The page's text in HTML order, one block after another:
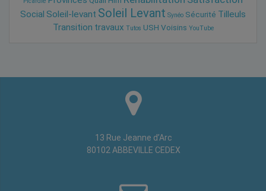
Social Soleil-levant Soleil Levant Synéo Sécurité Tilleuls
Transition travaux Tutos USH Voisins YouTube
13 Rue Jeanne d’Arc
80102 ABBEVILLE CEDEX